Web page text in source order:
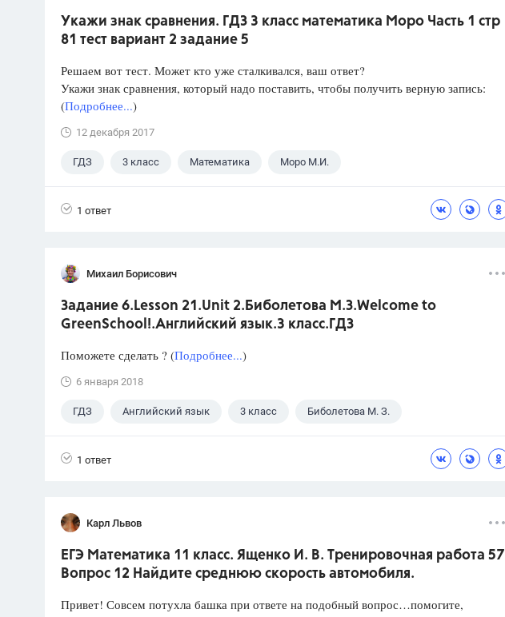
Укажи знак сравнения. ГДЗ 3 класс математика Моро Часть 1 стр
81 тест вариант 2 задание 5
Решаем вот тест. Может кто уже сталкивался, ваш ответ?
Укажи знак сравнения, который надо поставить, чтобы получить верную запись:
(Подробнее...)
12 декабря 2017
ГДЗ 3 класс Математика Моро М.И.
1 ответ
Михаил Борисович
Задание 6.Lesson 21.Unit 2.Биболетова М.З.Welcome to
GreenSchool!.Английский язык.3 класс.ГДЗ
Поможете сделать ? (Подробнее...)
6 января 2018
ГДЗ Английский язык 3 класс Биболетова М. З.
1 ответ
Карл Львов
ЕГЭ Математика 11 класс. Ященко И. В. Тренировочная работа 57
Вопрос 12 Найдите среднюю скорость автомобиля.
Привет! Совсем потухла башка при ответе на подобный вопрос…помогите,